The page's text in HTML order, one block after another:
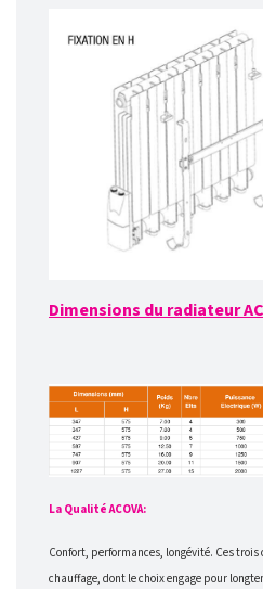
Dimensions du radiateur
La Qualité ACOVA:
Confort, performances, longévité. Ces
chauffage, dont le choix engage pour